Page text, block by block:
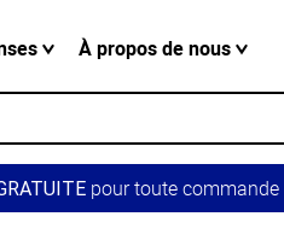
À propos de nous
pour toute commande